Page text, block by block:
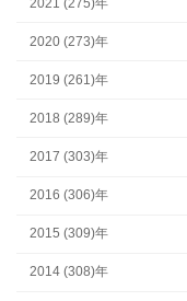
2020 (273)年
2019 (261)年
2018 (289)年
2017 (303)年
2016 (306)年
2015 (309)年
2014 (308)年